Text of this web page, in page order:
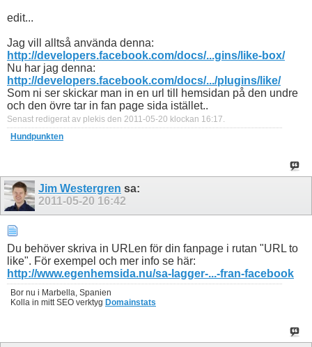
edit...
Jag vill alltså använda denna:
http://developers.facebook.com/docs/...gins/like-box/
Nu har jag denna:
http://developers.facebook.com/docs/.../plugins/like/
Som ni ser skickar man in en url till hemsidan på den undre
och den övre tar in fan page sida istället..
Senast redigerat av plekis den 2011-05-20 klockan 16:17.
Hundpunkten
Jim Westergren sa:
2011-05-20 16:42
Du behöver skriva in URLen för din fanpage i rutan "URL to
like". För exempel och mer info se här:
http://www.egenhemsida.nu/sa-lagger-...-fran-facebook
Bor nu i Marbella, Spanien
Kolla in mitt SEO verktyg Domainstats